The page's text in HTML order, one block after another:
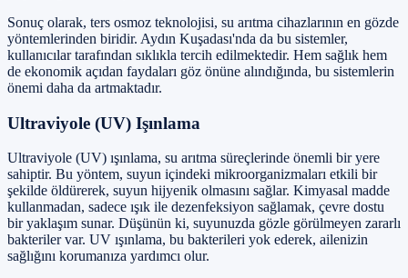
Sonuç olarak, ters osmoz teknolojisi, su arıtma cihazlarının en gözde
yöntemlerinden biridir. Aydın Kuşadası'nda da bu sistemler,
kullanıcılar tarafından sıklıkla tercih edilmektedir. Hem sağlık hem
de ekonomik açıdan faydaları göz önüne alındığında, bu sistemlerin
önemi daha da artmaktadır.
Ultraviyole (UV) Işınlama
Ultraviyole (UV) ışınlama, su arıtma süreçlerinde önemli bir yere
sahiptir. Bu yöntem, suyun içindeki mikroorganizmaları etkili bir
şekilde öldürerek, suyun hijyenik olmasını sağlar. Kimyasal madde
kullanmadan, sadece ışık ile dezenfeksiyon sağlamak, çevre dostu
bir yaklaşım sunar. Düşünün ki, suyunuzda gözle görülmeyen zararlı
bakteriler var. UV ışınlama, bu bakterileri yok ederek, ailenizin
sağlığını korumanıza yardımcı olur.